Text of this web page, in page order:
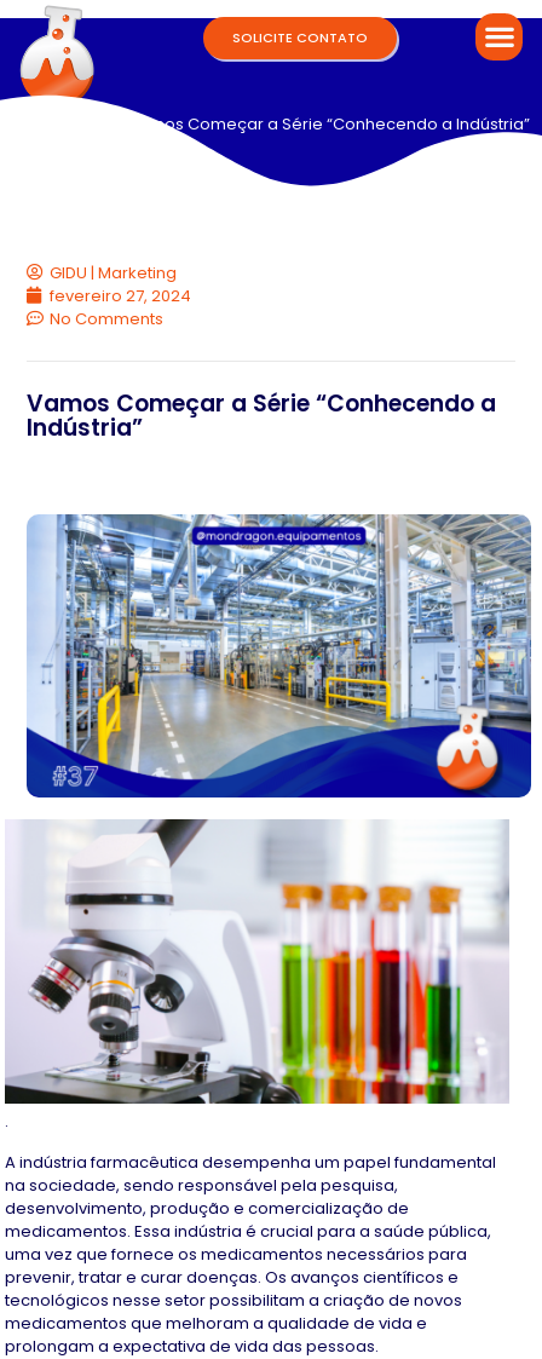
SOLICITE CONTATO
/ Vamos Começar a Série “Conhecendo a Indústria”
GIDU | Marketing
fevereiro 27, 2024
No Comments
Vamos Começar a Série “Conhecendo a
Indústria”
.
A indústria farmacêutica desempenha um papel fundamental
na sociedade, sendo responsável pela pesquisa,
desenvolvimento, produção e comercialização de
medicamentos. Essa indústria é crucial para a saúde pública,
uma vez que fornece os medicamentos necessários para
prevenir, tratar e curar doenças. Os avanços científicos e
tecnológicos nesse setor possibilitam a criação de novos
medicamentos que melhoram a qualidade de vida e
prolongam a expectativa de vida das pessoas.